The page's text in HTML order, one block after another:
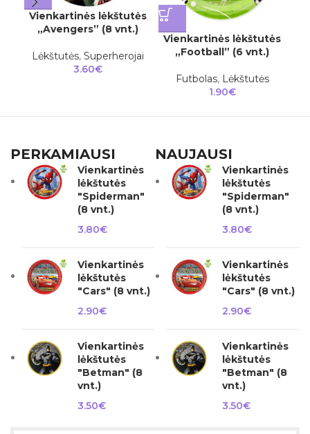
Vienkartinės lėkštutės
„Avengers” (8 vnt.)
Lėkštutės, Superherojai
3.60€
Vienkartinės lėkštutės
„Football” (6 vnt.)
Futbolas, Lėkštutės
1.90€
PERKAMIAUSI
Vienkartinės
lėkštutės
"Spiderman"
(8 vnt.)
3.80€
Vienkartinės
lėkštutės
"Cars" (8 vnt.)
2.90€
Vienkartinės
lėkštutės
"Betman" (8
vnt.)
3.50€
NAUJAUSI
Vienkartinės
lėkštutės
"Spiderman"
(8 vnt.)
3.80€
Vienkartinės
lėkštutės
"Cars" (8 vnt.)
2.90€
Vienkartinės
lėkštutės
"Betman" (8
vnt.)
3.50€